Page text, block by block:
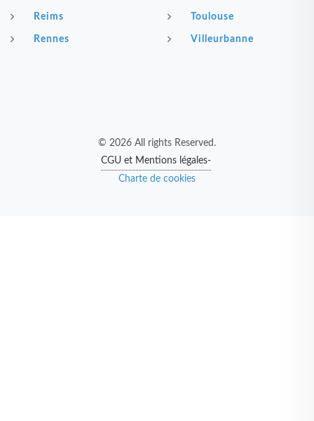
Reims
Rennes
Toulouse
Villeurbanne
© 2026 All rights Reserved.
CGU et Mentions légales-
Charte de cookies